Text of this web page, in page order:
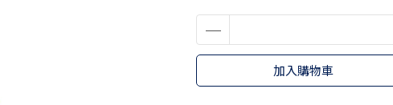
加入購物車